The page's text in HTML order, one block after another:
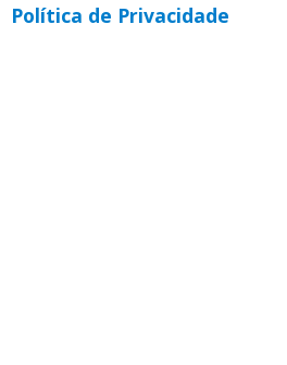
Política de Privacidade